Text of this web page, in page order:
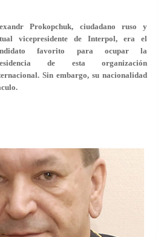
Prokopchuk, ciudadano ruso y
vicepresidente de Interpol, era el
favorito para ocupar la
de esta organización
Sin embargo, su nacionalidad